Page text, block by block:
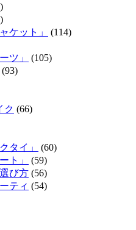
ケット」
(114)
ツ」
(105)
(93)
ク (66)
タイ」
(60)
ト」
(59)
び方 (56)
ティ (54)